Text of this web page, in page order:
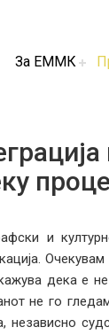
За ЕММК
и
дека е
не го
независно